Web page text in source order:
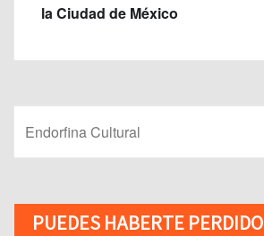
la Ciudad de México
Endorfina Cultural
PUEDES HABERTE PERDIDO